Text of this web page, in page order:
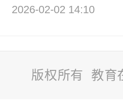
2026-02-02 14:10
版权所有 教育